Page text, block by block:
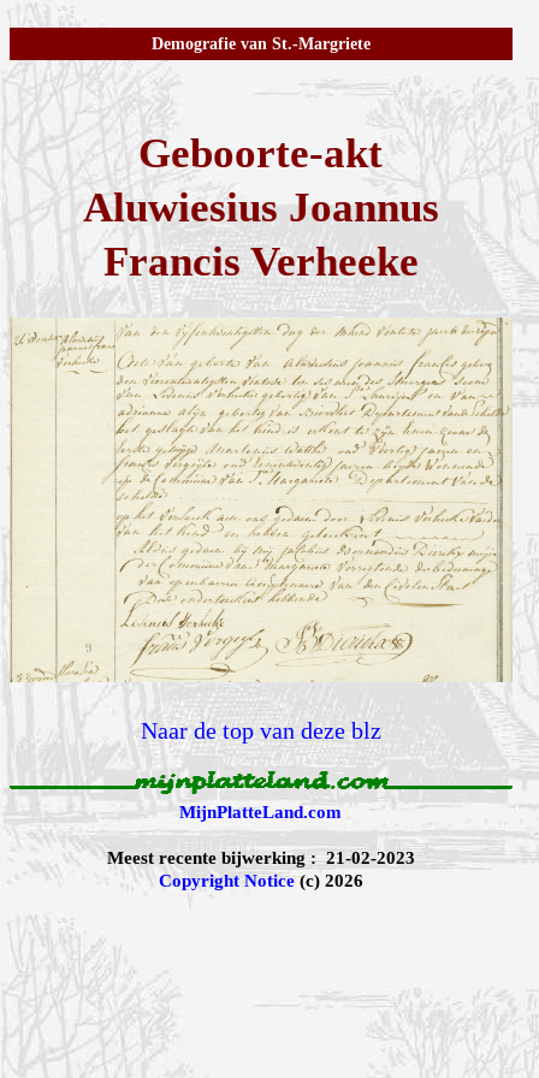
Demografie van St.-Margriete
Geboorte-akt
Aluwiesius Joannus
Francis Verheeke
Naar de top van deze blz
MijnPlatteLand.com
Meest recente bijwerking : 21-02-2023
Copyright Notice(c) 2026